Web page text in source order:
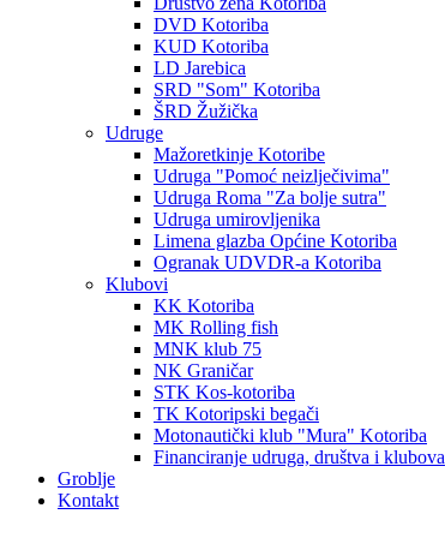
DVD Kotoriba
KUD Kotoriba
LD Jarebica
SRD "Som" Kotoriba
ŠRD Žužička
Udruge
Mažoretkinje Kotoribe
Udruga "Pomoć neizlječivima"
Udruga Roma "Za bolje sutra"
Udruga umirovljenika
Limena glazba Općine Kotoriba
Ogranak UDVDR-a Kotoriba
Klubovi
KK Kotoriba
MK Rolling fish
MNK klub 75
NK Graničar
STK Kos-kotoriba
TK Kotoripski begači
Motonautički klub "Mura" Kotoriba
Financiranje udruga, društva i klubova
Groblje
Kontakt